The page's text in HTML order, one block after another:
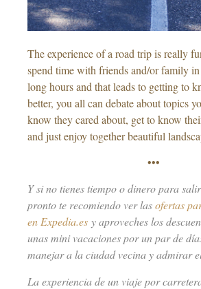
The experience of a road trip is really
spend time with friends and/or family
long hours and that leads to getting to
better, you all can debate about topics
know they cared about, get to know
and just enjoy together beautiful
•••
Y si no tienes tiempo o dinero para
pronto te recomiendo ver lasofertas
en Expedia.es y aproveches los
unas mini vacaciones por un par de
manejar a la ciudad vecina y admirar
La experiencia de un viaje por